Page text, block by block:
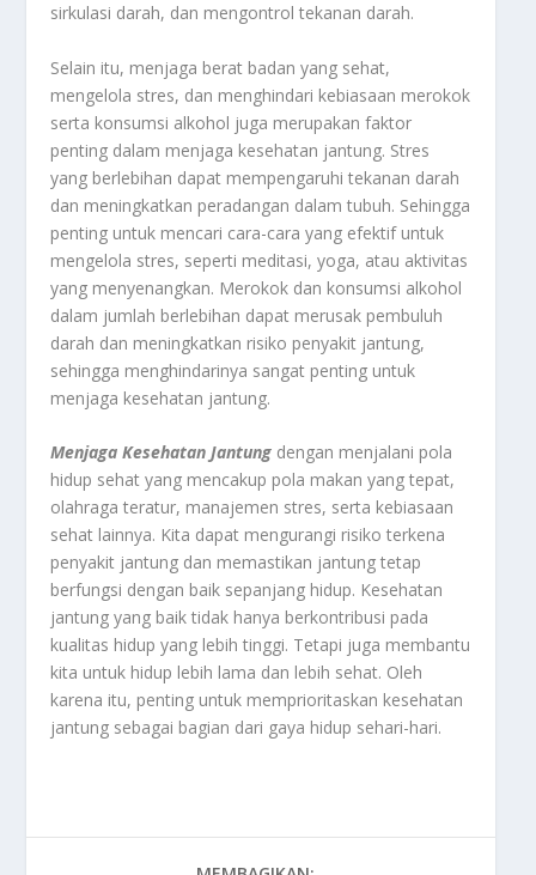
sirkulasi darah, dan mengontrol tekanan darah.
Selain itu, menjaga berat badan yang sehat,
mengelola stres, dan menghindari kebiasaan merokok
serta konsumsi alkohol juga merupakan faktor
penting dalam menjaga kesehatan jantung. Stres
yang berlebihan dapat mempengaruhi tekanan darah
dan meningkatkan peradangan dalam tubuh. Sehingga
penting untuk mencari cara-cara yang efektif untuk
mengelola stres, seperti meditasi, yoga, atau aktivitas
yang menyenangkan. Merokok dan konsumsi alkohol
dalam jumlah berlebihan dapat merusak pembuluh
darah dan meningkatkan risiko penyakit jantung,
sehingga menghindarinya sangat penting untuk
menjaga kesehatan jantung.
Menjaga Kesehatan Jantung dengan menjalani pola
hidup sehat yang mencakup pola makan yang tepat,
olahraga teratur, manajemen stres, serta kebiasaan
sehat lainnya. Kita dapat mengurangi risiko terkena
penyakit jantung dan memastikan jantung tetap
berfungsi dengan baik sepanjang hidup. Kesehatan
jantung yang baik tidak hanya berkontribusi pada
kualitas hidup yang lebih tinggi. Tetapi juga membantu
kita untuk hidup lebih lama dan lebih sehat. Oleh
karena itu, penting untuk memprioritaskan kesehatan
jantung sebagai bagian dari gaya hidup sehari-hari.